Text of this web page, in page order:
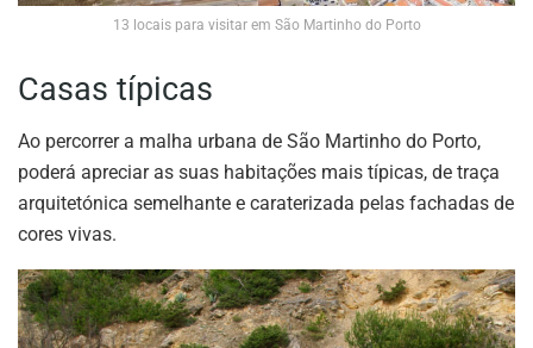
13 locais para visitar em São Martinho do Porto
Casas típicas
Ao percorrer a malha urbana de São Martinho do Porto,
poderá apreciar as suas habitações mais típicas, de traça
arquitetónica semelhante e caraterizada pelas fachadas de
cores vivas.